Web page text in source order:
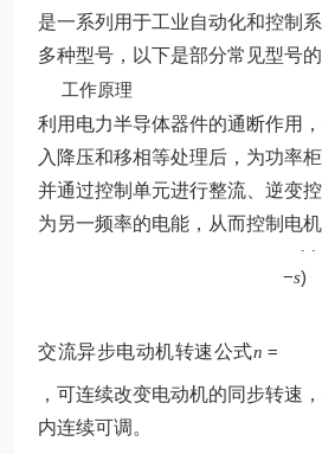
是一系列用于工业自动化和控制
多种型号，以下是部分常见型号的
工作原理
利用电力半导体器件的通断作用
入降压和移相等处理后，为功率
并通过控制单元进行整流、逆变
为另一频率的电能，从而控制电
交流异步电动机转速公式n =
p
−s)
，可连续改变电动机的同步转速
内连续可调。